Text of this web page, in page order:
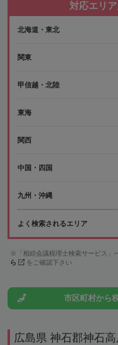
対応エリ
北海道・東北
関東
甲信越・北陸
東海
関西
中国・四国
九州・沖縄
よく検索されるエリア
「相続会議税理士検索サービス
ら
をご確認下さい
市区町村から
広島県 神石郡神石